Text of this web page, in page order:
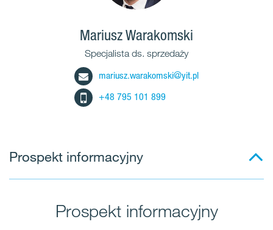
Mariusz Warakomski
Specjalista ds. sprzedaży
mariusz.warakomski@yit.pl
+48 795 101 899
Prospekt informacyjny
Prospekt informacyjny